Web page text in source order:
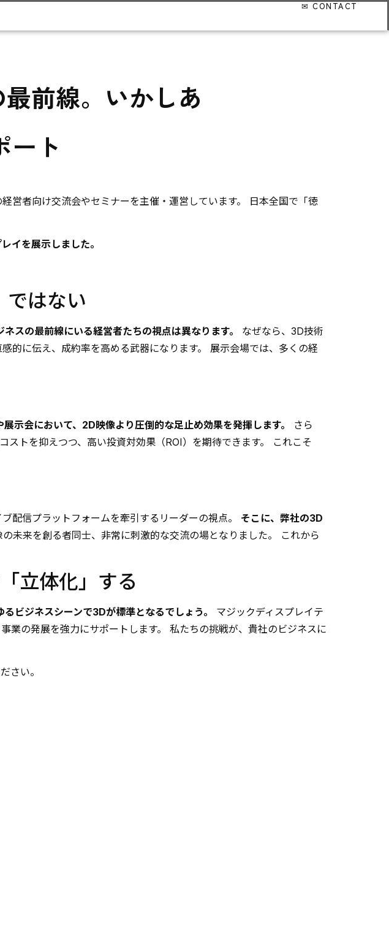
前線。いかしあ
ート
営者向け交流会やセミナーを主催・運営しています。 日本全国で「徳
イを展示しました。
ではない
ネスの最前線にいる経営者たちの視点は異なります。
なぜなら、3D技術
的に伝え、成約率を高める武器になります。 展示会場では、多くの経
示会において、2D映像より圧倒的な足止め効果を発揮します。
さら
トを抑えつつ、高い投資対効果（ROI）を期待できます。 これこそ
配信プラットフォームを牽引するリーダーの視点。 そこに、弊社の3D
の未来を創る者同士、非常に刺激的な交流の場となりました。 これから
立体化」する
ビジネスシーンで3Dが標準となるでしょう。
マジックディスプレイテ
業の発展を強力にサポートします。 私たちの挑戦が、貴社のビジネスに
さい。